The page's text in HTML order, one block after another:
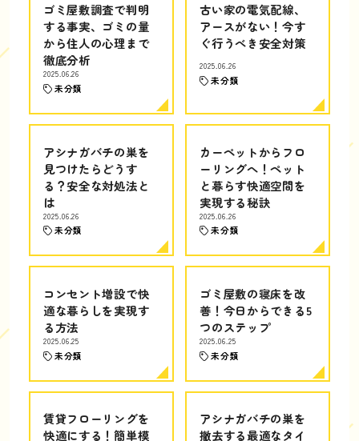
ゴミ屋敷調査で判明
する事実、ゴミの量
から住人の心理まで
徹底分析
2025.06.26
未分類
古い家の電気配線、
アースがない！今す
ぐ行うべき安全対策
2025.06.26
未分類
アシナガバチの巣を
見つけたらどうす
る？安全な対処法と
は
2025.06.26
未分類
カーペットからフロ
ーリングへ！ペット
と暮らす快適空間を
実現する秘訣
2025.06.26
未分類
コンセント増設で快
適な暮らしを実現す
る方法
2025.06.25
未分類
ゴミ屋敷の寝床を改
善！今日からできる5
つのステップ
2025.06.25
未分類
賃貸フローリングを
快適にする！簡単模
アシナガバチの巣を
撤去する最適なタイ